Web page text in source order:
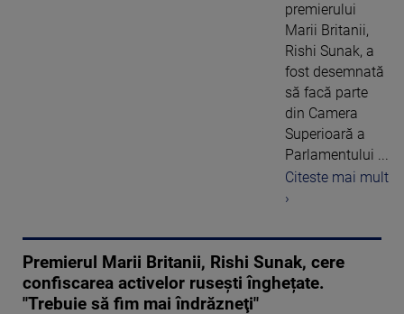
premierului
Marii Britanii,
Rishi Sunak, a
fost desemnată
să facă parte
din Camera
Superioară a
Parlamentului ...
Citeste mai mult
›
Premierul Marii Britanii, Rishi Sunak, cere
confiscarea activelor rusești înghețate.
"Trebuie să fim mai îndrăzneţi"